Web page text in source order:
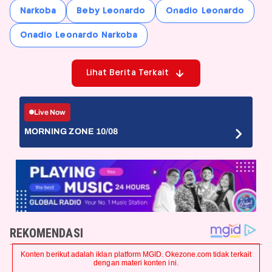
Narkoba Beby Leonardo Onadio Leonardo
Onadio Leonardo Narkoba
Lihat Berita Terkait
Live Now
MORNING ZONE 10/08